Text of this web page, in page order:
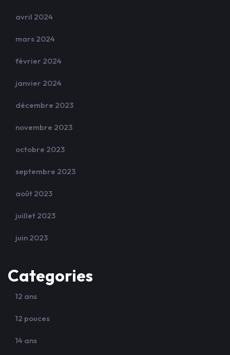
avril 2024
mars 2024
février 2024
janvier 2024
décembre 2023
novembre 2023
octobre 2023
septembre 2023
août 2023
juillet 2023
juin 2023
Categories
12 ans
12 pouces
14 ans